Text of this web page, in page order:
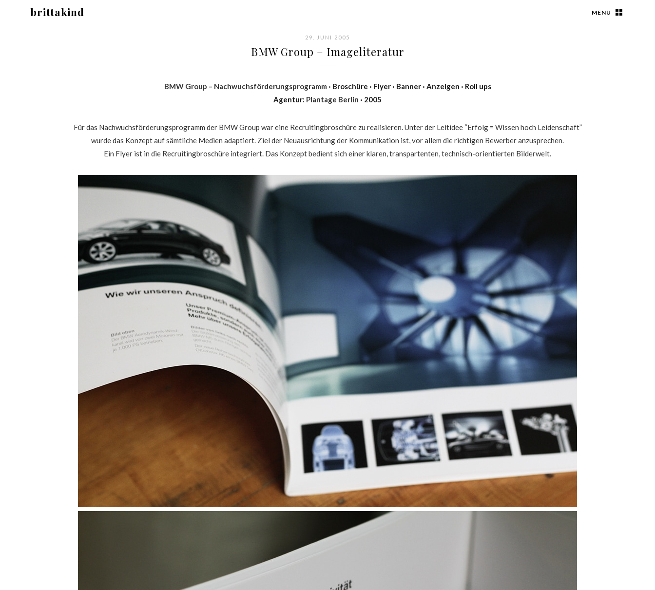
MENÜ
brittakind
29. JUNI 2005
BMW Group – Imageliteratur
BMW Group – Nachwuchsförderungsprogramm · Broschüre · Flyer · Banner · Anzeigen · Roll ups
Agentur: Plantage Berlin · 2005
Für das Nachwuchsförderungsprogramm der BMW Group war eine Recruitingbroschüre zu realisieren. Unter der Leitidee “Erfolg = Wissen hoch Leidenschaft”
wurde das Konzept auf sämtliche Medien adaptiert. Ziel der Neuausrichtung der Kommunikation ist, vor allem die richtigen Bewerber anzusprechen.
Ein Flyer ist in die Recruitingbroschüre integriert. Das Konzept bedient sich einer klaren, transpartenten, technisch-orientierten Bilderwelt.